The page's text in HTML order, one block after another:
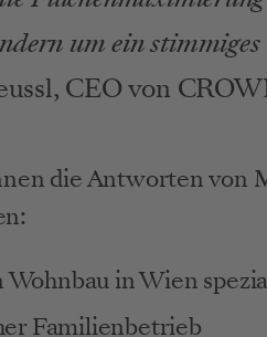
um ein
CEO von
die Antworten von
in Wien
Familienbetrieb